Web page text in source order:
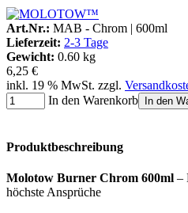
Art.Nr.: MAB - Chrom | 600ml
Lieferzeit: 2-3 Tage
Gewicht: 0.60 kg
6,25 €
inkl. 19 % MwSt. zzgl.
In den Warenkorb
In den
Produktbeschreibung
Molotow Burner Chrom 600ml –
höchste Ansprüche